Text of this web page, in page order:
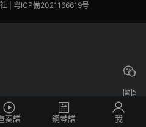
| 粵ICP備2021166619号
奏譜 鋼琴譜 我